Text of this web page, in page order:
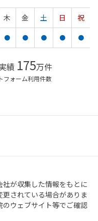
木 金 土 日
祝
● ● ● ● ●
績 175万件
ォーム利用件数
が収集した情報をもとに
されている場合がありま
ウェブサイト等でご確認